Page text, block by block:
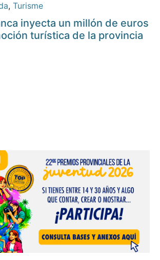
, Turisme
inyecta un millón de euros
turística de la provincia